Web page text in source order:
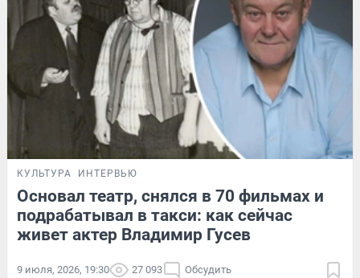
КУЛЬТУРА ИНТЕРВЬЮ
Основал театр, снялся в 70 фильмах и
подрабатывал в такси: как сейчас
живет актер Владимир Гусев
9 июля, 2026, 19:30 27 093 Обсудить